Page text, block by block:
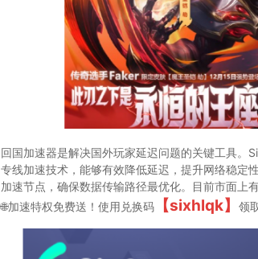
回国加速器是解决国外玩家延迟问题的关键工具。
专线加速技术，能够有效降低延迟，提升网络稳定
加速节点，确保数据传输路径最优化。目前市面上
🌐加速特权免费送！使用兑换码
【sixhlqk】 领